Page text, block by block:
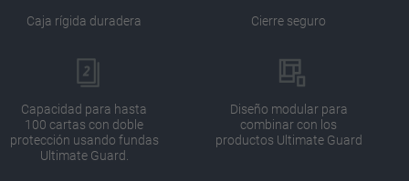
Caja rígida duradera Cierre seguro
Capacidad para hasta
100 cartas con doble
protección usando fundas
Ultimate Guard.
Diseño modular para
combinar con los
productos Ultimate Guard